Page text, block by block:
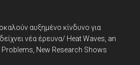
αυξημένο κίνδυνο για
νέα έρευνα/ Heat Waves, an
Problems, New Research Shows